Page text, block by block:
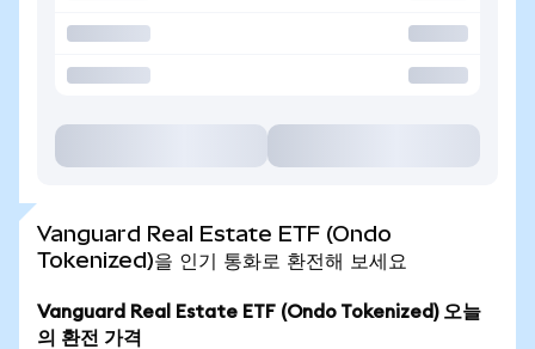
Vanguard Real Estate ETF (Ondo
Tokenized)을 인기 통화로 환전해 보세요
Vanguard Real Estate ETF (Ondo Tokenized) 오늘
의 환전 가격